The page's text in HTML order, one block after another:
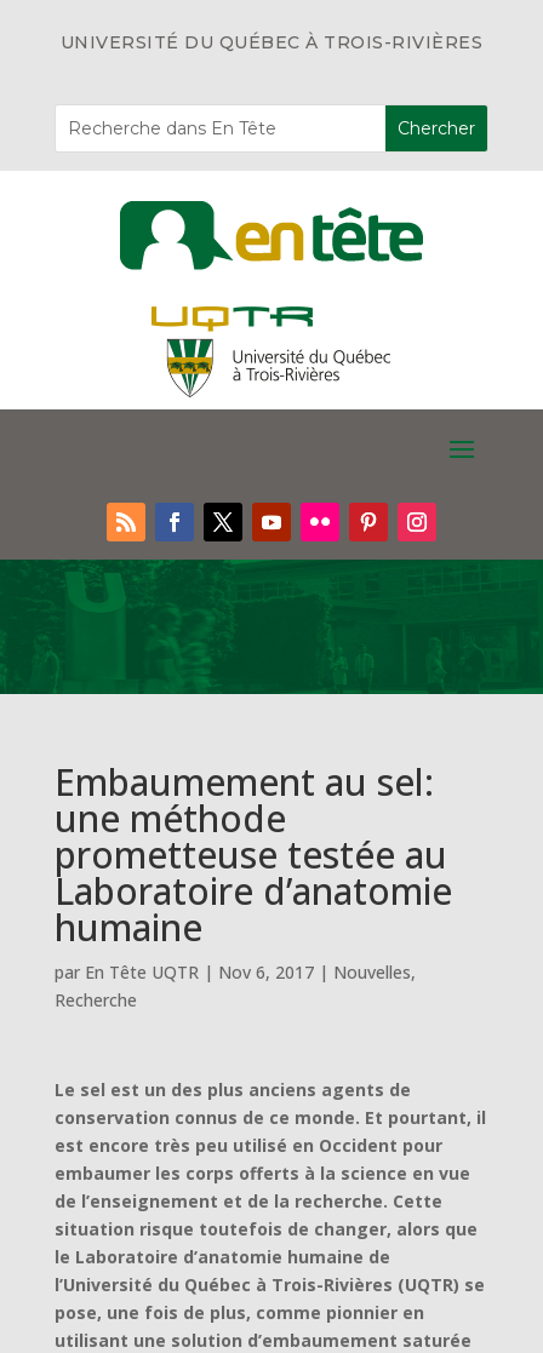
UNIVERSITÉ DU QUÉBEC À TROIS-RIVIÈRES
Embaumement au sel:
une méthode
prometteuse testée au
Laboratoire d’anatomie
humaine
par En Tête UQTR| Nov 6, 2017| Nouvelles,
Recherche
Le sel est un des plus anciens agents de
conservation connus de ce monde. Et pourtant, il
est encore très peu utilisé en Occident pour
embaumer les corps offerts à la science en vue
de l’enseignement et de la recherche. Cette
situation risque toutefois de changer, alors que
le Laboratoire d’anatomie humaine de
l’Université du Québec à Trois-Rivières (UQTR) se
pose, une fois de plus, comme pionnier en
utilisant une solution d’embaumement saturée